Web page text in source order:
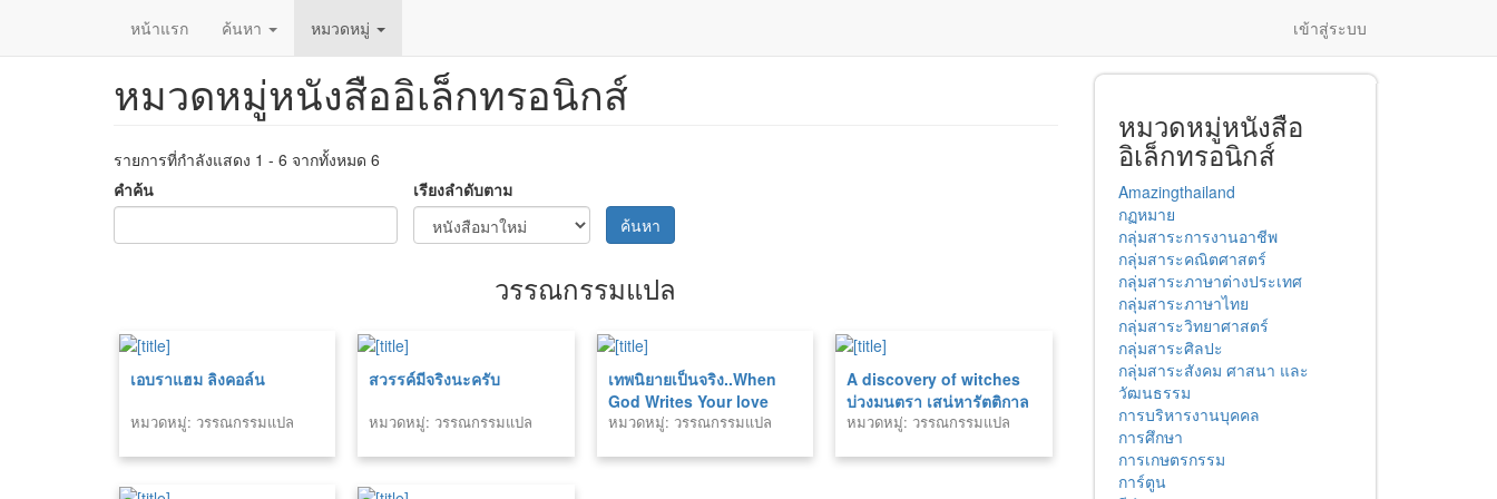
หน้าแรก ค้นหา หมวดหมู่ เข้าสู่ระบบ
หมวดหมู่หนังสืออิเล็กทรอนิกส์
รายการที่กำลังแสดง 1 - 6 จากทั้งหมด 6
คำค้น
เรียงลำดับตาม
ค้นหา
วรรณกรรมแปล
เอบราแฮม ลิงคอล์น
หมวดหมู่: วรรณกรรมแปล
สวรรค์มีจริงนะครับ
หมวดหมู่: วรรณกรรมแปล
เทพนิยายเป็นจริง..When
God Writes Your love
Story
หมวดหมู่: วรรณกรรมแปล
A discovery of witches
บ่วงมนตรา เสน่หารัตติกาล
หมวดหมู่: วรรณกรรมแปล
หมวดหมู่หนังสือ
อิเล็กทรอนิกส์
Amazingthailand
กฏหมาย
กลุ่มสาระการงานอาชีพ
กลุ่มสาระคณิตศาสตร์
กลุ่มสาระภาษาต่างประเทศ
กลุ่มสาระภาษาไทย
กลุ่มสาระวิทยาศาสตร์
กลุ่มสาระศิลปะ
กลุ่มสาระสังคม ศาสนา และ
วัฒนธรรม
การบริหารงานบุคคล
การศึกษา
การเกษตรกรรม
การ์ตูน